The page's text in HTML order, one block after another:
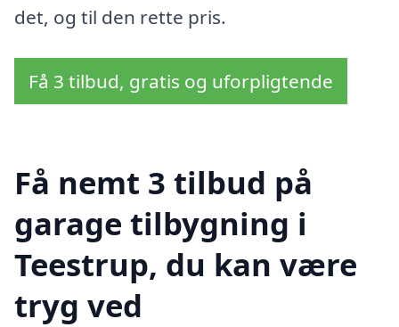
det, og til den rette pris.
Få 3 tilbud, gratis og uforpligtende
Få nemt 3 tilbud på
garage tilbygning i
Teestrup, du kan være
tryg ved